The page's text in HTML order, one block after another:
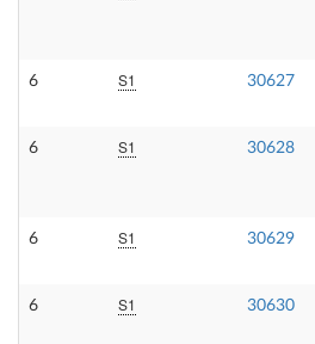
6 S1 30627
6 S1 30628
6 S1 30629
6 S1 30630